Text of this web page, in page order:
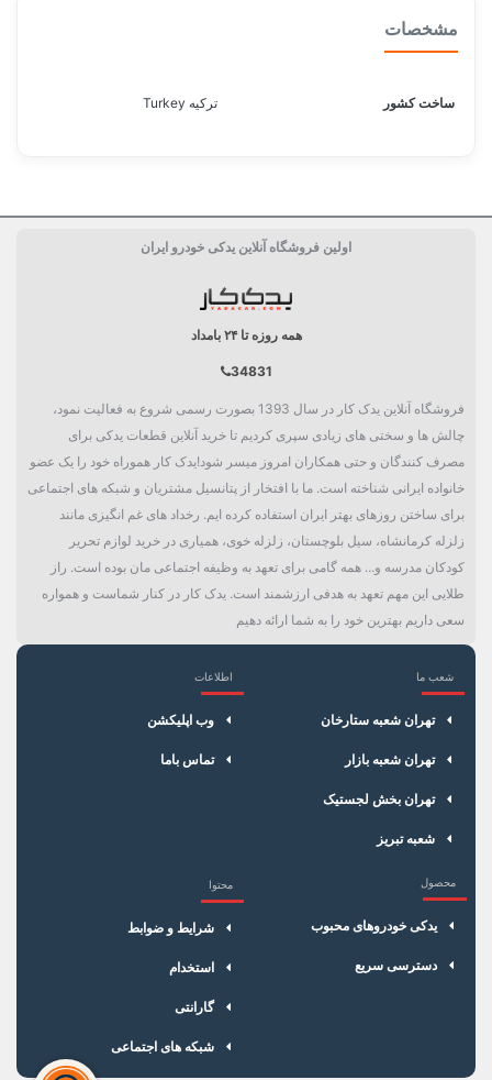
مشخصات
ساخت کشور ترکیه Turkey
اولین فروشگاه آنلاین یدکی خودرو ایران
همه روزه تا ۲۴ بامداد
34831
فروشگاه آنلاین یدک کار در سال 1393 بصورت رسمی شروع به فعالیت نمود،
چالش ها و سختی های زیادی سپری کردیم تا خرید آنلاین قطعات یدکی برای
مصرف کنندگان و حتی همکاران امروز میسر شود!یدک کار هموراه خود را یک عضو
خانواده ایرانی شناخته است. ما با افتخار از پتانسیل مشتریان و شبکه های اجتماعی
برای ساختن روزهای بهتر ایران استفاده کرده ایم. رخداد های غم انگیزی مانند
زلزله کرمانشاه، سیل بلوچستان، زلزله خوی، همیاری در خرید لوازم تحریر
کودکان مدرسه و... همه گامی برای تعهد به وظیفه اجتماعی مان بوده است. راز
طلایی این مهم تعهد به هدفی ارزشمند است. یدک کار در کنار شماست و همواره
سعی داریم بهترین خود را به شما ارائه دهیم
شعب ما
تهران شعبه ستارخان
تهران شعبه بازار
تهران بخش لجستیک
شعبه تبریز
اطلاعات
وب اپلیکشن
تماس باما
محصول
یدکی خودروهای محبوب
دسترسی سریع
محتوا
شرایط و ضوابط
استخدام
گارانتی
شبکه های اجتماعی
×